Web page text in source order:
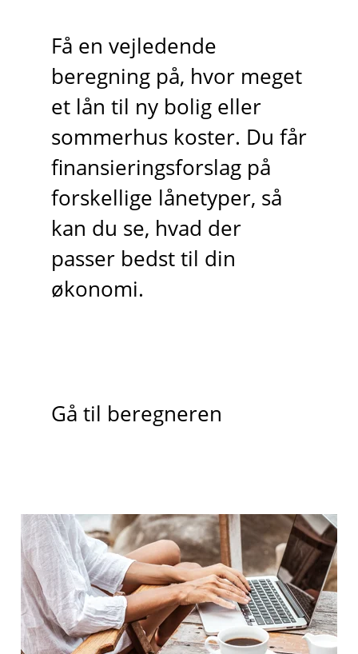
Få en vejledende
beregning på, hvor meget
et lån til ny bolig eller
sommerhus koster. Du får
finansieringsforslag på
forskellige lånetyper, så
kan du se, hvad der
passer bedst til din
økonomi.
Gå til beregneren